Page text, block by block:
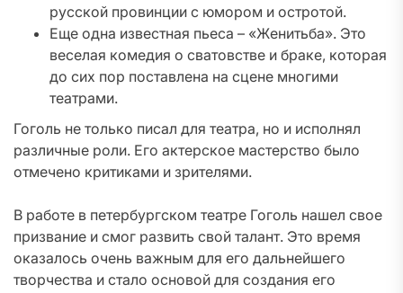
русской провинции с юмором и остротой.
Еще одна известная пьеса – «Женитьба». Это
веселая комедия о сватовстве и браке, которая
до сих пор поставлена на сцене многими
театрами.
Гоголь не только писал для театра, но и исполнял
различные роли. Его актерское мастерство было
отмечено критиками и зрителями.
В работе в петербургском театре Гоголь нашел свое
призвание и смог развить свой талант. Это время
оказалось очень важным для его дальнейшего
творчества и стало основой для создания его